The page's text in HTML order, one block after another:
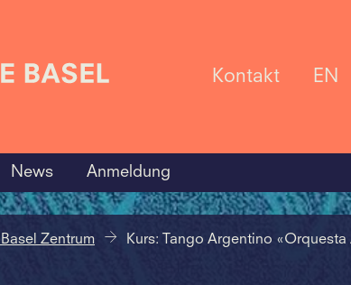
Kontakt EN
News Anmeldung
Zentrum Kurs: Tango Argentino «Orquesta